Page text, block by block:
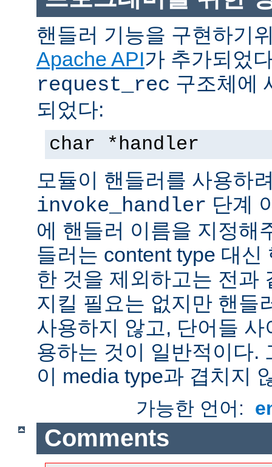
핸들러 기능을 구현하기
Apache API가 추가되었
request_rec 구조체에
되었다:
char *handler
모듈이 핸들러를 사용하
invoke_handler 단계
에 핸들러 이름을 지정해
들러는 content type 대신
한 것을 제외하고는 전과
지킬 필요는 없지만 핸들
사용하지 않고, 단어들
용하는 것이 일반적이다.
이 media type과 겹치지
가능한 언어:
Comments